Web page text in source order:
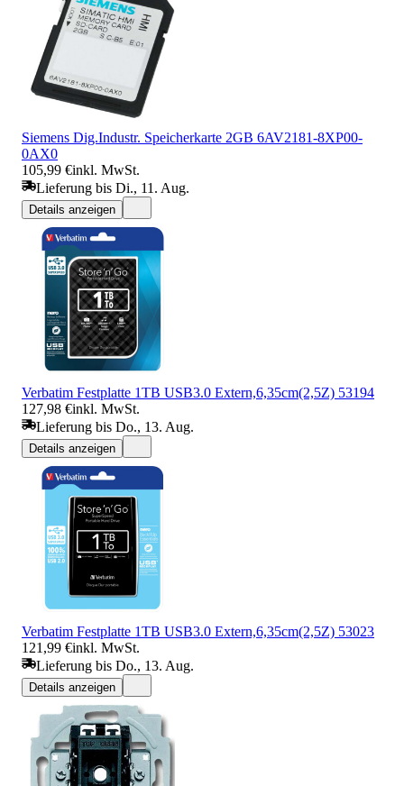
Siemens Dig.Industr. Speicherkarte 2GB 6AV2181-8XP00-
0AX0
105,99 €inkl. MwSt.
Lieferung bis Di., 11. Aug.
Details anzeigen
Verbatim Festplatte 1TB USB3.0 Extern,6,35cm(2,5Z) 53194
127,98 €inkl. MwSt.
Lieferung bis Do., 13. Aug.
Details anzeigen
Verbatim Festplatte 1TB USB3.0 Extern,6,35cm(2,5Z) 53023
121,99 €inkl. MwSt.
Lieferung bis Do., 13. Aug.
Details anzeigen